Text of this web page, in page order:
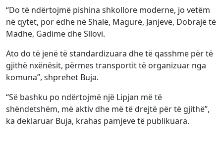
“Do të ndërtojmë pishina shkollore moderne, jo vetëm
në qytet, por edhe në Shalë, Magurë, Janjevë, Dobrajë të
Madhe, Gadime dhe Sllovi.
Ato do të jenë të standardizuara dhe të qasshme për të
gjithë nxënësit, përmes transportit të organizuar nga
komuna”, shprehet Buja.
“Së bashku po ndërtojmë një Lipjan më të
shëndetshëm, më aktiv dhe më të drejtë për të gjithë”,
ka deklaruar Buja, krahas pamjeve të publikuara.